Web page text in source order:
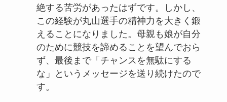
絶する苦労があったはずです。しかし、
この経験が丸山選手の精神力を大きく鍛
えることになりました。母親も娘が自分
のために競技を諦めることを望んでおら
ず、最後まで「チャンスを無駄にする
な」というメッセージを送り続けたので
す。